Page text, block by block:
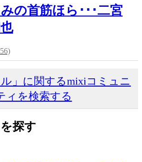
の首筋ほら･･･二宮
ル」に関するmixiコミュニ
ィを検索する
探す